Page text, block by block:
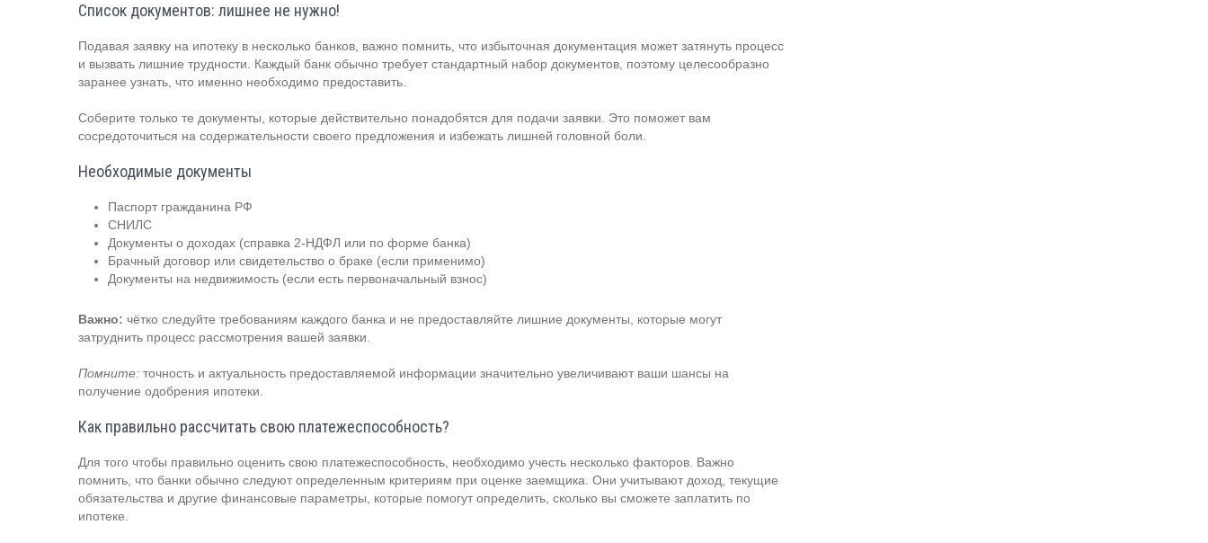
Список документов: лишнее не нужно!
Подавая заявку на ипотеку в несколько банков, важно помнить, что избыточная документация может затянуть процесс
и вызвать лишние трудности. Каждый банк обычно требует стандартный набор документов, поэтому целесообразно
заранее узнать, что именно необходимо предоставить.
Соберите только те документы, которые действительно понадобятся для подачи заявки. Это поможет вам
сосредоточиться на содержательности своего предложения и избежать лишней головной боли.
Необходимые документы
Паспорт гражданина РФ
СНИЛС
Документы о доходах (справка 2-НДФЛ или по форме банка)
Брачный договор или свидетельство о браке (если применимо)
Документы на недвижимость (если есть первоначальный взнос)
Важно: чётко следуйте требованиям каждого банка и не предоставляйте лишние документы, которые могут
затруднить процесс рассмотрения вашей заявки.
Помните: точность и актуальность предоставляемой информации значительно увеличивают ваши шансы на
получение одобрения ипотеки.
Как правильно рассчитать свою платежеспособность?
Для того чтобы правильно оценить свою платежеспособность, необходимо учесть несколько факторов. Важно
помнить, что банки обычно следуют определенным критериям при оценке заемщика. Они учитывают доход, текущие
обязательства и другие финансовые параметры, которые помогут определить, сколько вы сможете заплатить по
ипотеке.